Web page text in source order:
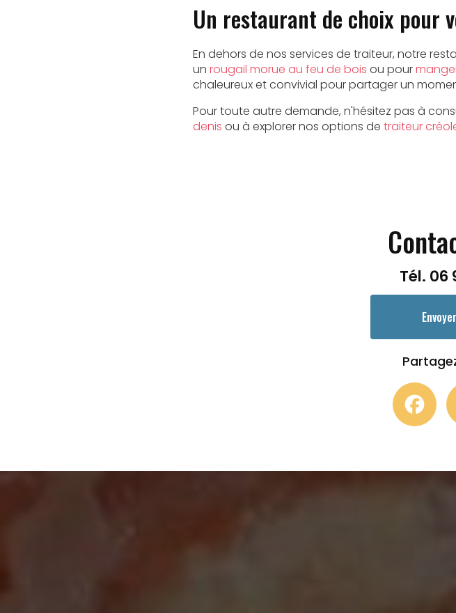
Un restaurant de choix pour
En dehors de nos services de traiteur, notre
un rougail morue au feu de bois ou pour
chaleureux et convivial pour partager un
Pour toute autre demande, n'hésitez pas à
denis ou à explorer nos options de traiteur
Tél. 06